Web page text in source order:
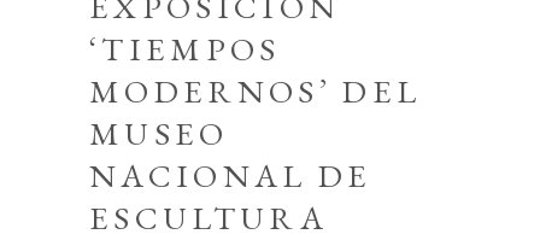
‘TIEMPOS
MODERNOS’ DEL
MUSEO
NACIONAL DE
ESCULTURA